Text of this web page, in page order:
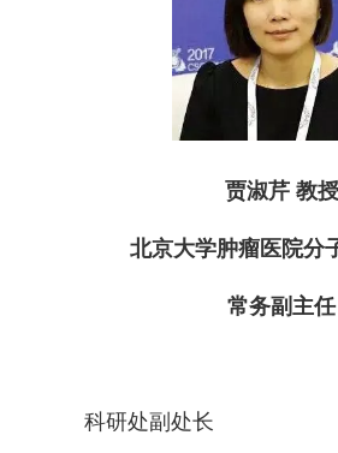
贾淑芹 教授
北京大学肿瘤医院分
常务副主任
科研处副处长